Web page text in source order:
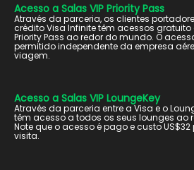
Acesso a Salas VIP Priority Pass
Através da parceria, os clientes
crédito Visa Infinite têm acessos gratuito
Priority Pass ao redor do mundo. O
permitido independente da empresa
viagem.
Acesso a Salas VIP LoungeKey
Através da parceria entre a Visa e o
têm acesso a todos os seus lounges ao
Note que o acesso é pago e custo US$32
visita.